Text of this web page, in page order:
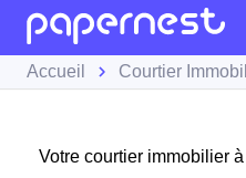
Accueil Courtier
Votre courtier immobilier